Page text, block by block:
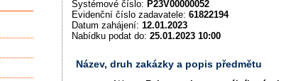
Systémové číslo: P23V00000052
Evidenční číslo zadavatele: 61822194
Datum zahájení: 12.01.2023
Nabídku podat do: 25.01.2023 10:00
Název, druh zakázky a popis předmětu